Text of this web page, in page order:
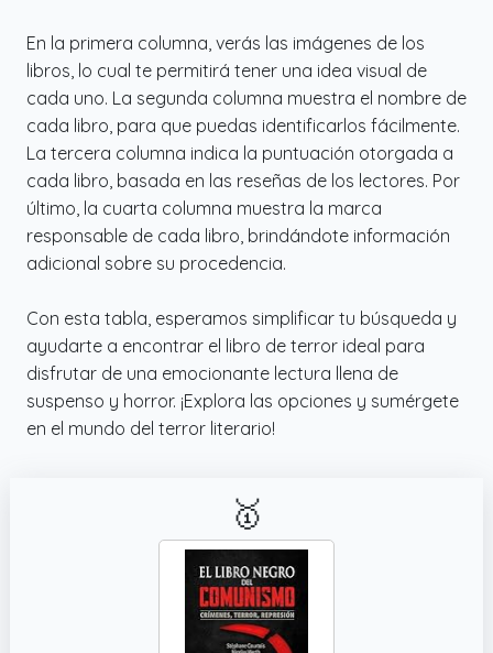
En la primera columna, verás las imágenes de los
libros, lo cual te permitirá tener una idea visual de
cada uno. La segunda columna muestra el nombre de
cada libro, para que puedas identificarlos fácilmente.
La tercera columna indica la puntuación otorgada a
cada libro, basada en las reseñas de los lectores. Por
último, la cuarta columna muestra la marca
responsable de cada libro, brindándote información
adicional sobre su procedencia.
Con esta tabla, esperamos simplificar tu búsqueda y
ayudarte a encontrar el libro de terror ideal para
disfrutar de una emocionante lectura llena de
suspenso y horror. ¡Explora las opciones y sumérgete
en el mundo del terror literario!
🥇